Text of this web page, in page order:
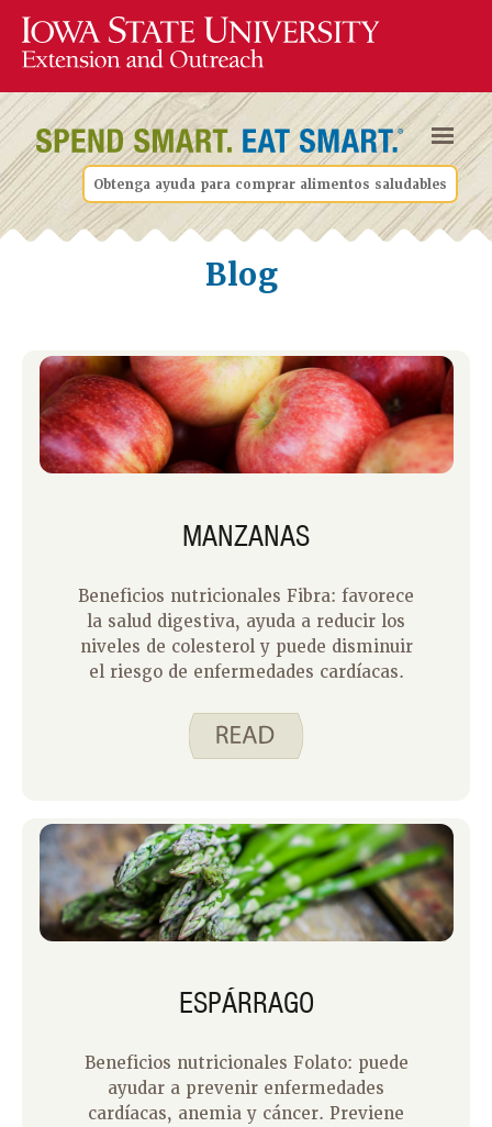
Obtenga ayuda para comprar alimentos saludables
Blog
MANZANAS
Beneficios nutricionales Fibra: favorece
la salud digestiva, ayuda a reducir los
niveles de colesterol y puede disminuir
el riesgo de enfermedades cardíacas.
ESPÁRRAGO
Beneficios nutricionales Folato: puede
ayudar a prevenir enfermedades
cardíacas, anemia y cáncer. Previene